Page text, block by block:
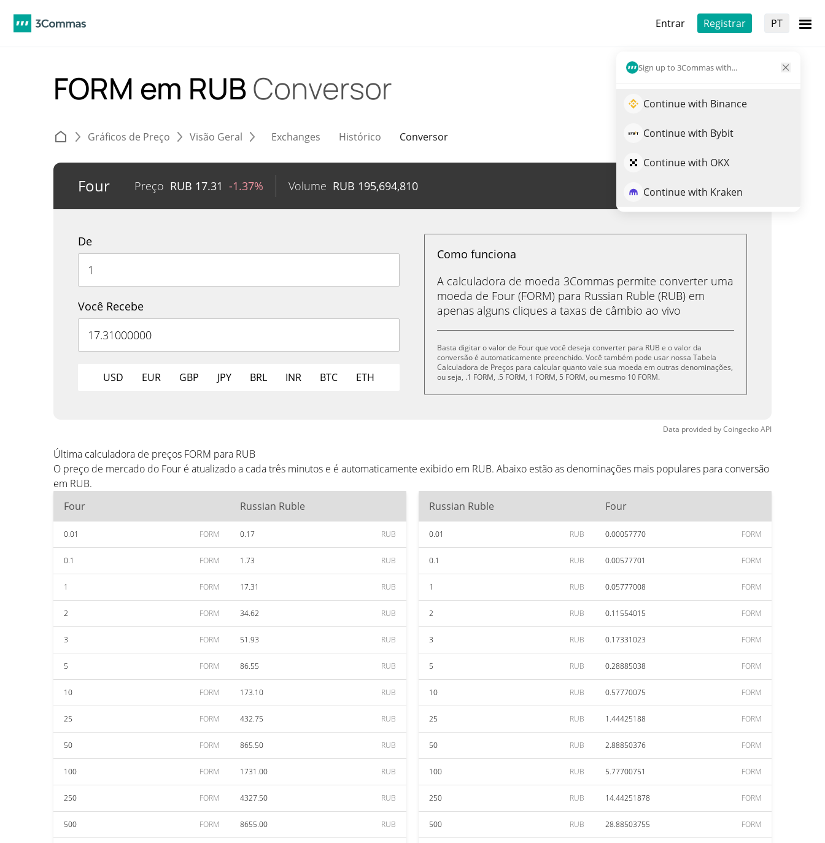
Entrar Registrar PT
Sign up to 3Commas with...
Continue with Binance
Continue with Bybit
Continue with OKX
Continue with Kraken
FORM em RUBConversor
Gráficos de Preço Visão Geral Exchanges Histórico Conversor
Four Preço RUB 17.31 -1.37% Volume RUB 195,694,810 Trade de FORM
De
Você Recebe
USD EUR GBP JPY BRL INR BTC ETH
Como funciona
A calculadora de moeda 3Commas permite converter uma
moeda de Four (FORM) para Russian Ruble (RUB) em
apenas alguns cliques a taxas de câmbio ao vivo
Basta digitar o valor de Four que você deseja converter para RUB e o valor da
conversão é automaticamente preenchido. Você também pode usar nossa Tabela
Calculadora de Preços para calcular quanto vale sua moeda em outras denominações,
ou seja, .1 FORM, .5 FORM, 1 FORM, 5 FORM, ou mesmo 10 FORM.
Data provided byCoingeckoAPI
Última calculadora de preços FORM para RUB
O preço de mercado do Four é atualizado a cada três minutos e é automaticamente exibido em RUB. Abaixo estão as denominações mais populares para conversão
em RUB.
Four
Russian Ruble
0.01 FORM 0.17 RUB
0.1 FORM 1.73 RUB
1 FORM 17.31 RUB
2 FORM 34.62 RUB
3 FORM 51.93 RUB
5 FORM 86.55 RUB
10 FORM 173.10 RUB
25 FORM 432.75 RUB
50 FORM 865.50 RUB
100 FORM 1731.00 RUB
250 FORM 4327.50 RUB
500 FORM 8655.00 RUB
Russian Ruble Four
0.01 RUB 0.00057770 FORM
0.1 RUB 0.00577701 FORM
1 RUB 0.05777008 FORM
2 RUB 0.11554015 FORM
3 RUB 0.17331023 FORM
5 RUB 0.28885038 FORM
10 RUB 0.57770075 FORM
25 RUB 1.44425188 FORM
50 RUB 2.88850376 FORM
100 RUB 5.77700751 FORM
250 RUB 14.44251878 FORM
500 RUB 28.88503755 FORM